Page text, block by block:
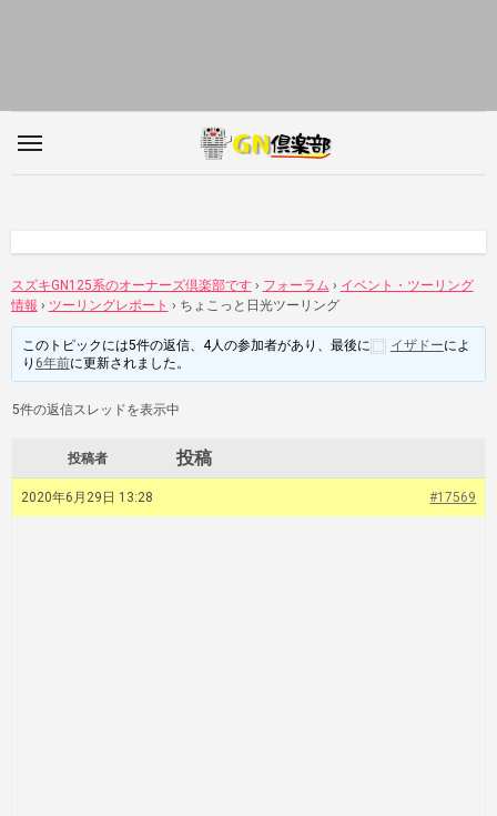
ス
スズキGN125系のオーナーズ倶楽部です › フォーラム › イベント・ツーリング
情報 › ツーリングレポート › ちょこっと日光ツーリング
このトピックには5件の返信、4人の参加者があり、最後に イザドーによ
り 6年前に更新されました。
5件の返信スレッドを表示中
投稿者 投稿
2020年6月29日 13:28 #17569